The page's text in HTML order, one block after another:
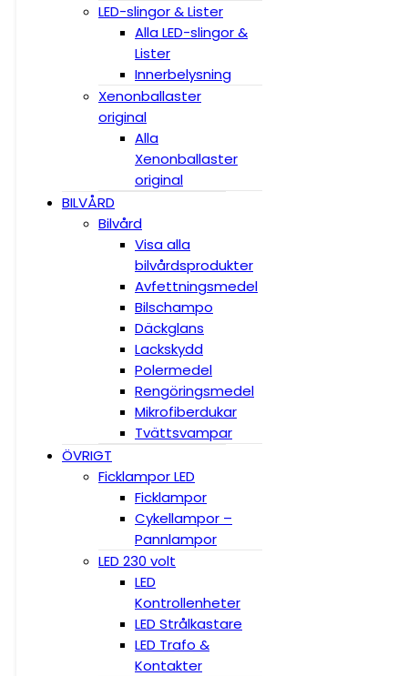
LED-slingor & Lister
Alla LED-slingor &
Lister
Innerbelysning
Xenonballaster
original
Alla
Xenonballaster
original
BILVÅRD
Bilvård
Visa alla
bilvårdsprodukter
Avfettningsmedel
Bilschampo
Däckglans
Lackskydd
Polermedel
Rengöringsmedel
Mikrofiberdukar
Tvättsvampar
ÖVRIGT
Ficklampor LED
Ficklampor
Cykellampor –
Pannlampor
LED 230 volt
LED
Kontrollenheter
LED Strålkastare
LED Trafo &
Kontakter